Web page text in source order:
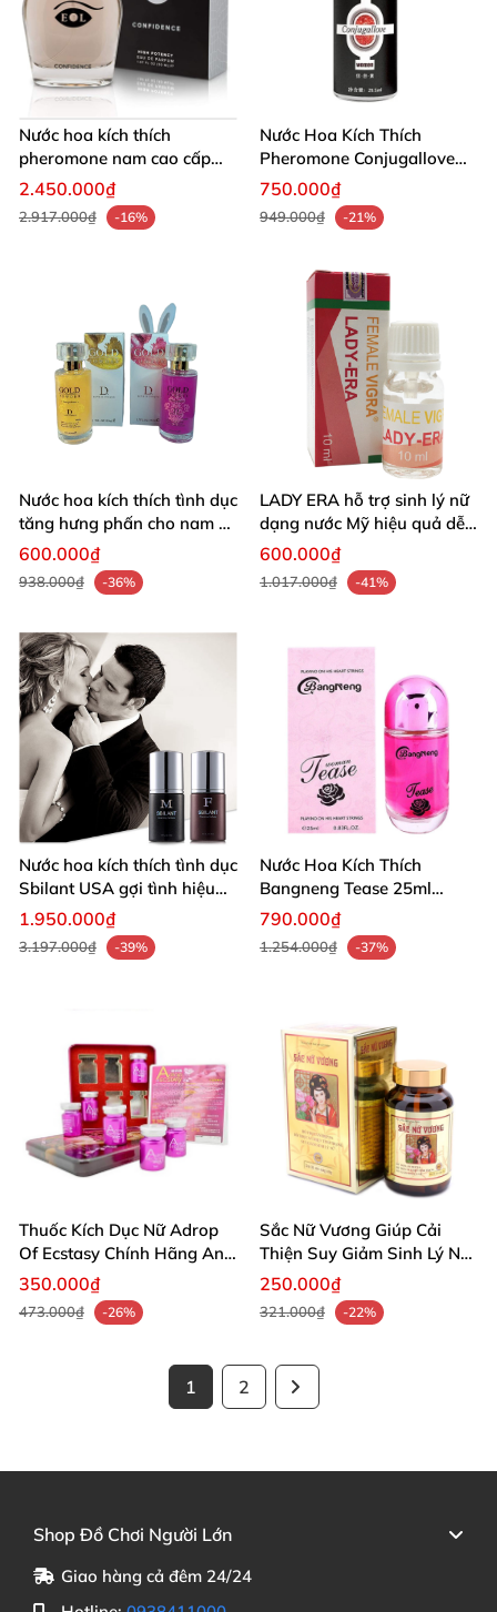
Nước hoa kích thích
pheromone nam cao cấp
USA thu hút phái nữ
2.450.000₫
2.917.000₫ -16%
Nước Hoa Kích Thích
Pheromone Conjugallove
Tăng Ham Muốn
750.000₫
949.000₫ -21%
Nước hoa kích thích tình dục
tăng hưng phấn cho nam và
nữ
600.000₫
938.000₫ -36%
LADY ERA hỗ trợ sinh lý nữ
dạng nước Mỹ hiệu quả dễ
dùng
600.000₫
1.017.000₫ -41%
Nước hoa kích thích tình dục
Sbilant USA gợi tình hiệu
quả
1.950.000₫
3.197.000₫ -39%
Nước Hoa Kích Thích
Bangneng Tease 25ml
Quyến Rũ Mạnh Mẽ
790.000₫
1.254.000₫ -37%
Thuốc Kích Dục Nữ Adrop
Of Ecstasy Chính Hãng An
Toàn Tự Nhiên
350.000₫
473.000₫ -26%
Sắc Nữ Vương Giúp Cải
Thiện Suy Giảm Sinh Lý Nữ
An Toàn
250.000₫
321.000₫ -22%
1 2
Shop Đồ Chơi Người Lớn
Giao hàng cả đêm 24/24